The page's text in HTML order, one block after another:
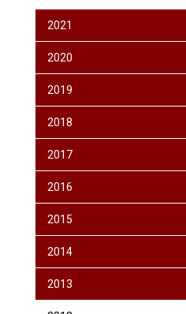
2021
2020
2019
2018
2017
2016
2015
2014
2013